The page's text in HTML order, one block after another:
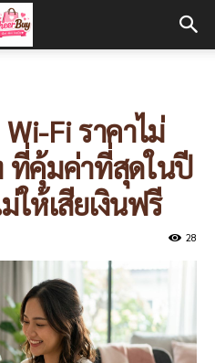
Fi ราคาไม่
ที่คุ้มค่าที่สุดในปี
ให้เสียเงินฟรี
28